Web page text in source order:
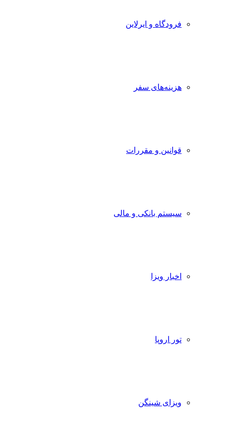
فرودگاه و ایرلاین
هزینه‌های سفر
قوانین و مقررات
سیستم بانکی و مالی
اخبار ویزا
تور اروپا
ویزای شینگن